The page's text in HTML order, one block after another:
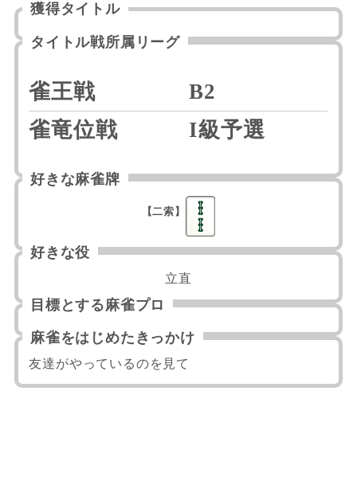
獲得タイトル
タイトル戦所属リーグ
雀王戦
B2
雀竜位戦
I級予選
好きな麻雀牌
【二索】
好きな役
立直
目標とする麻雀プロ
麻雀をはじめたきっかけ
友達がやっているのを見て